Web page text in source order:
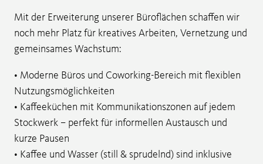
Mit der Erweiterung unserer Büroflächen schaffen wir
noch mehr Platz für kreatives Arbeiten, Vernetzung und
gemeinsames Wachstum:
• Moderne Büros und Coworking-Bereich mit flexiblen
Nutzungsmöglichkeiten
• Kaffeeküchen mit Kommunikationszonen auf jedem
Stockwerk – perfekt für informellen Austausch und
kurze Pausen
• Kaffee und Wasser (still & sprudelnd) sind inklusive